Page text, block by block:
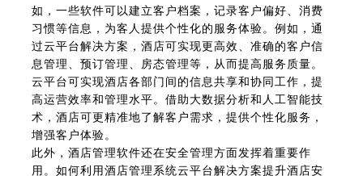
如，一些软件可以建立客户档案，记录客户偏好、消费
习惯等信息，为客人提供个性化的服务体验。例如，通
过云平台解决方案，酒店可实现更高效、准确的客户信
息管理、预订管理、房态管理等，从而提高服务质量。
云平台可实现酒店各部门间的信息共享和协同工作，提
高运营效率和管理水平。借助大数据分析和人工智能技
术，酒店可更精准地了解客户需求，提供个性化服务，
增强客户体验。
此外，酒店管理软件还在安全管理方面发挥着重要作
用。如何利用酒店管理系统云平台解决方案提升酒店安